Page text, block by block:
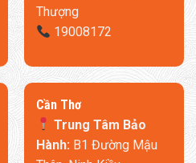
Thượng
19008172
Cần Thơ
Trung Tâm Bảo
Hành: B1 Đường Mậu